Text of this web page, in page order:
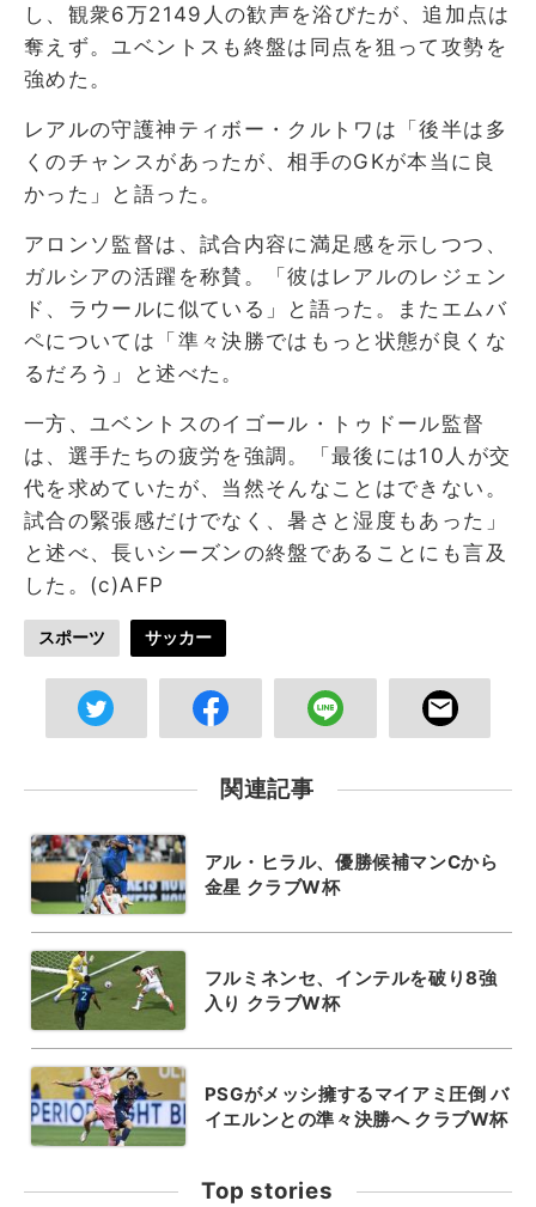
し、観衆6万2149人の歓声を浴びたが、追加点は
奪えず。ユベントスも終盤は同点を狙って攻勢を
強めた。
レアルの守護神ティボー・クルトワは「後半は多
くのチャンスがあったが、相手のGKが本当に良
かった」と語った。
アロンソ監督は、試合内容に満足感を示しつつ、
ガルシアの活躍を称賛。「彼はレアルのレジェン
ド、ラウールに似ている」と語った。またエムバ
ペについては「準々決勝ではもっと状態が良くな
るだろう」と述べた。
一方、ユベントスのイゴール・トゥドール監督
は、選手たちの疲労を強調。「最後には10人が交
代を求めていたが、当然そんなことはできない。
試合の緊張感だけでなく、暑さと湿度もあった」
と述べ、長いシーズンの終盤であることにも言及
した。(c)AFP
スポーツ サッカー
関連記事
アル・ヒラル、優勝候補マンCから
金星 クラブW杯
フルミネンセ、インテルを破り8強
入り クラブW杯
PSGがメッシ擁するマイアミ圧倒 バ
イエルンとの準々決勝へ クラブW杯
Top stories